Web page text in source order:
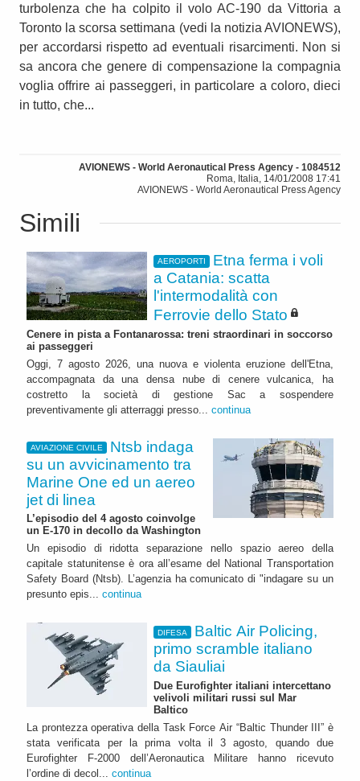
turbolenza che ha colpito il volo AC-190 da Vittoria a
Toronto la scorsa settimana (vedi la notizia AVIONEWS),
per accordarsi rispetto ad eventuali risarcimenti. Non si
sa ancora che genere di compensazione la compagnia
voglia offrire ai passeggeri, in particolare a coloro, dieci
in tutto, che...
AVIONEWS - World Aeronautical Press Agency - 1084512
Roma, Italia, 14/01/2008 17:41
AVIONEWS - World Aeronautical Press Agency
Simili
AEROPORTI
Etna ferma i voli
a Catania: scatta
l'intermodalità con
Ferrovie dello Stato
Cenere in pista a Fontanarossa: treni straordinari in soccorso
ai passeggeri
Oggi, 7 agosto 2026, una nuova e violenta eruzione dell'Etna,
accompagnata da una densa nube di cenere vulcanica, ha
costretto la società di gestione Sac a sospendere
preventivamente gli atterraggi presso... continua
AVIAZIONE CIVILE
Ntsb indaga
su un avvicinamento tra
Marine One ed un aereo
jet di linea
L’episodio del 4 agosto coinvolge
un E-170 in decollo da Washington
Un episodio di ridotta separazione nello spazio aereo della
capitale statunitense è ora all’esame del National Transportation
Safety Board (Ntsb). L’agenzia ha comunicato di "indagare su un
presunto epis... continua
DIFESA
Baltic Air Policing,
primo scramble italiano
da Siauliai
Due Eurofighter italiani intercettano
velivoli militari russi sul Mar
Baltico
La prontezza operativa della Task Force Air “Baltic Thunder III” è
stata verificata per la prima volta il 3 agosto, quando due
Eurofighter F-2000 dell’Aeronautica Militare hanno ricevuto
l’ordine di decol... continua